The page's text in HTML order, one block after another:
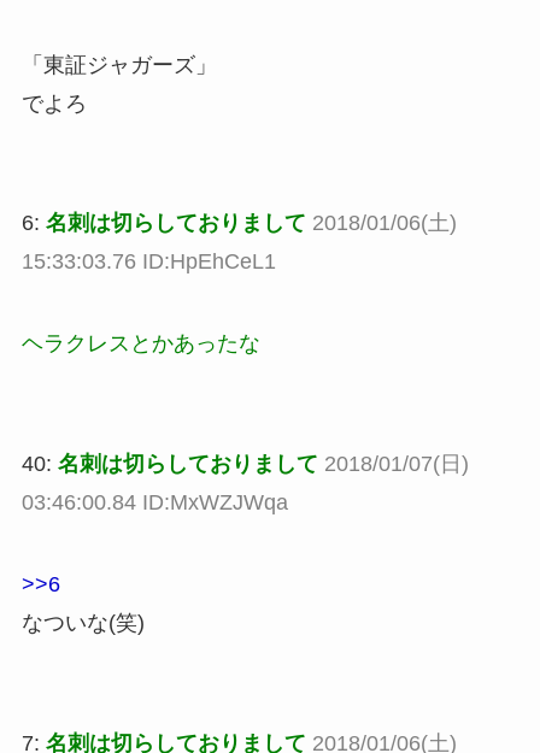
「東証ジャガーズ」
でよろ
6: 名刺は切らしておりまして 2018/01/06(土)
15:33:03.76 ID:HpEhCeL1
ヘラクレスとかあったな
40: 名刺は切らしておりまして 2018/01/07(日)
03:46:00.84 ID:MxWZJWqa
>>6
なついな(笑)
7: 名刺は切らしておりまして 2018/01/06(土)